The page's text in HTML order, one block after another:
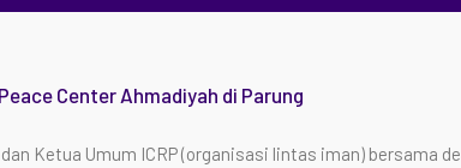
Center Ahmadiyah di Parung
Ketua Umum ICRP (organisasi lintas iman) bersama